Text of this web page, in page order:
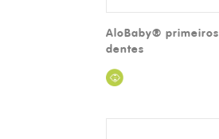
AloBaby® primeiros
dentes